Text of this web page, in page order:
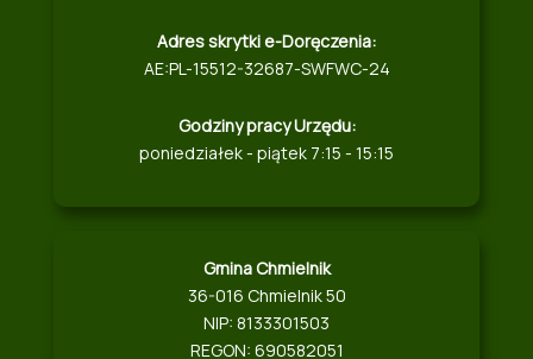
Adres skrytki e-Doręczenia:
AE:PL-15512-32687-SWFWC-24
Godziny pracy Urzędu:
poniedziałek - piątek 7:15 - 15:15
Gmina Chmielnik
36-016 Chmielnik 50
NIP: 8133301503
REGON: 690582051